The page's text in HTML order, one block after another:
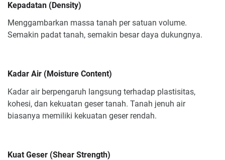
Kepadatan (Density)
Menggambarkan massa tanah per satuan volume.
Semakin padat tanah, semakin besar daya dukungnya.
Kadar Air (Moisture Content)
Kadar air berpengaruh langsung terhadap plastisitas,
kohesi, dan kekuatan geser tanah. Tanah jenuh air
biasanya memiliki kekuatan geser rendah.
Kuat Geser (Shear Strength)